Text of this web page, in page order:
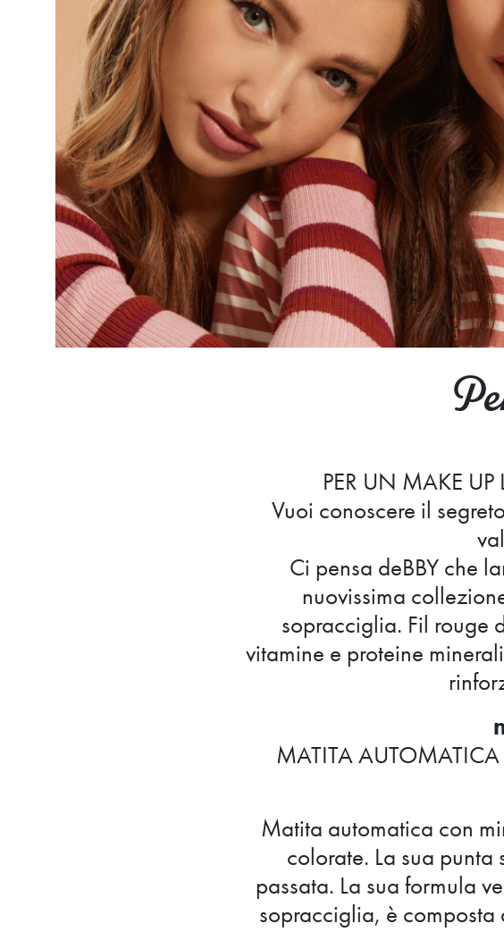
PER UN MAKE UP
Vuoi conoscere il
Ci pensa deBBY che
nuovissima
sopracciglia. Fil rouge
vitamine e proteine
MATITA AUTOMATICA
Matita automatica con
colorate. La sua
passata. La sua formula
sopracciglia, è